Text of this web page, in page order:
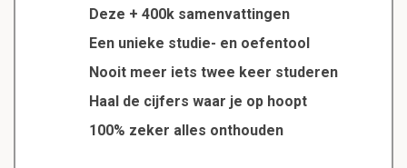
Deze + 400k samenvattingen
Een unieke studie- en oefentool
Nooit meer iets twee keer studeren
Haal de cijfers waar je op hoopt
100% zeker alles onthouden